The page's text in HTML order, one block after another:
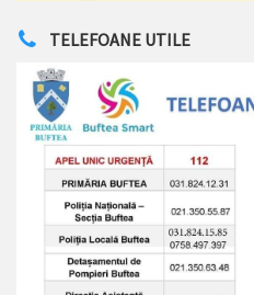
TELEFOANE UTILE